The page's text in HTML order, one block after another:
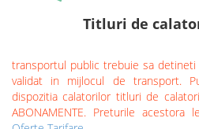
Titluri de
transportul public trebuie sa
validat in mijlocul de transport.
dispozitia calatorilor titluri de
ABONAMENTE. Preturile